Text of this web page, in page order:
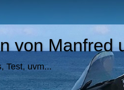
von Manfred
Test, uvm...